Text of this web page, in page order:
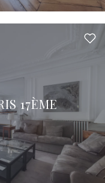
pour
17ÈME